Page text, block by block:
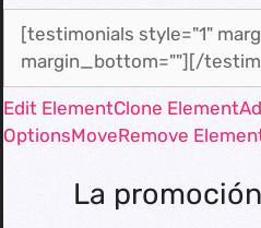
Edit ElementClone Element
OptionsMoveRemove
La